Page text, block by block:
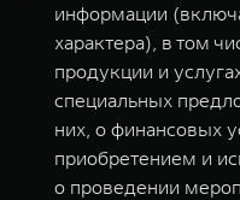
информации
характера), в том
продукции и
специальных
них, о финансовых
приобретением и
о проведении